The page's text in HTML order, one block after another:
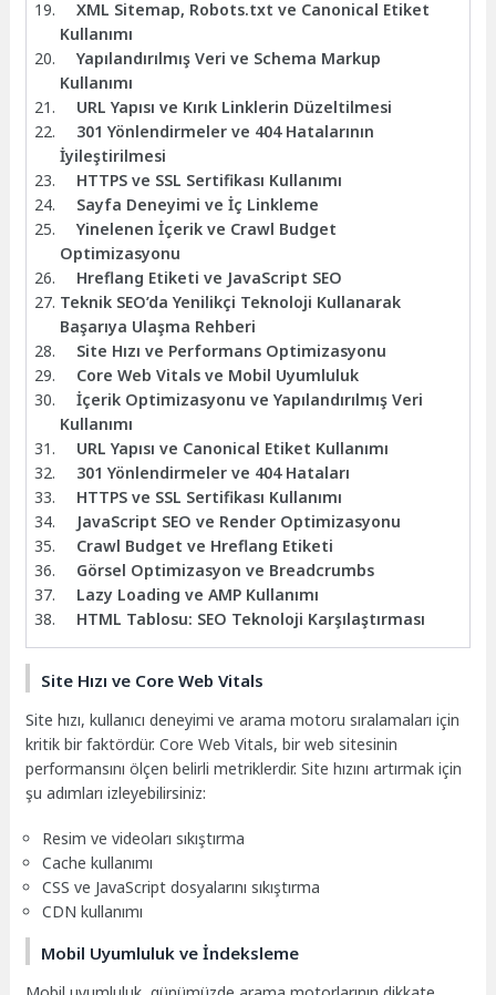
XML Sitemap, Robots.txt ve Canonical Etiket
Kullanımı
Yapılandırılmış Veri ve Schema Markup
Kullanımı
URL Yapısı ve Kırık Linklerin Düzeltilmesi
301 Yönlendirmeler ve 404 Hatalarının
İyileştirilmesi
HTTPS ve SSL Sertifikası Kullanımı
Sayfa Deneyimi ve İç Linkleme
Yinelenen İçerik ve Crawl Budget
Optimizasyonu
Hreflang Etiketi ve JavaScript SEO
Teknik SEO’da Yenilikçi Teknoloji Kullanarak
Başarıya Ulaşma Rehberi
Site Hızı ve Performans Optimizasyonu
Core Web Vitals ve Mobil Uyumluluk
İçerik Optimizasyonu ve Yapılandırılmış Veri
Kullanımı
URL Yapısı ve Canonical Etiket Kullanımı
301 Yönlendirmeler ve 404 Hataları
HTTPS ve SSL Sertifikası Kullanımı
JavaScript SEO ve Render Optimizasyonu
Crawl Budget ve Hreflang Etiketi
Görsel Optimizasyon ve Breadcrumbs
Lazy Loading ve AMP Kullanımı
HTML Tablosu: SEO Teknoloji Karşılaştırması
Site Hızı ve Core Web Vitals
Site hızı, kullanıcı deneyimi ve arama motoru sıralamaları için
kritik bir faktördür. Core Web Vitals, bir web sitesinin
performansını ölçen belirli metriklerdir. Site hızını artırmak için
şu adımları izleyebilirsiniz:
Resim ve videoları sıkıştırma
Cache kullanımı
CSS ve JavaScript dosyalarını sıkıştırma
CDN kullanımı
Mobil Uyumluluk ve İndeksleme